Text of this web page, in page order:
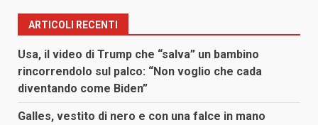
ARTICOLI RECENTI
Usa, il video di Trump che “salva” un bambino
rincorrendolo sul palco: “Non voglio che cada
diventando come Biden”
Galles, vestito di nero e con una falce in mano